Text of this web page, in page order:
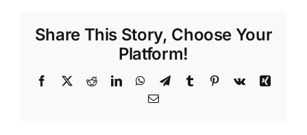
Share This Story, Choose Your
Platform!
Facebook
X RedditLinkedInWhatsApp
TelegramTumblr Pinterest
Vk
Xing
Email